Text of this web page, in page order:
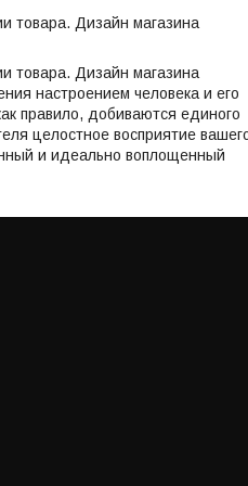
товара. Дизайн магазина
товара. Дизайн магазина
настроением человека и его
правило, добиваются единого
целостное восприятие
и идеально воплощенный